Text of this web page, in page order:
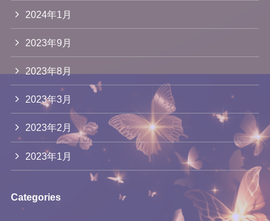
2024年1月
2023年9月
2023年8月
2023年3月
2023年2月
2023年1月
Categories